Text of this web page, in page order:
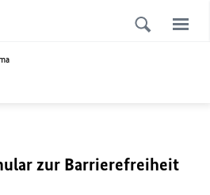
zur Barrierefreiheit